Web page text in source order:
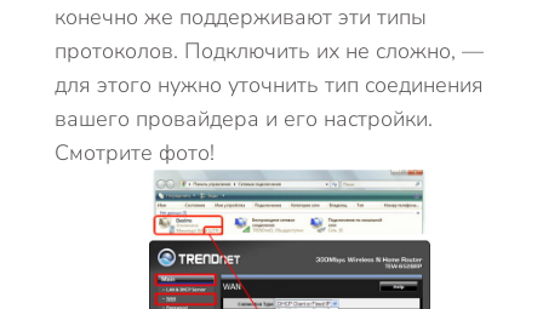
конечно же поддерживают эти типы
протоколов. Подключить их не сложно, —
для этого нужно уточнить тип соединения
вашего провайдера и его настройки.
Смотрите фото!